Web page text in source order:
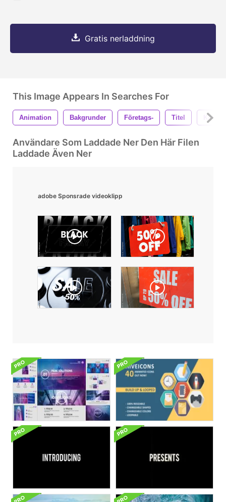
Gratis nerladdning
This Image Appears In Searches For
Animation Bakgrunder Företags- Titel
Användare Som Laddade Ner Den Här Filen
Laddade Även Ner
adobe Sponsrade videoklipp